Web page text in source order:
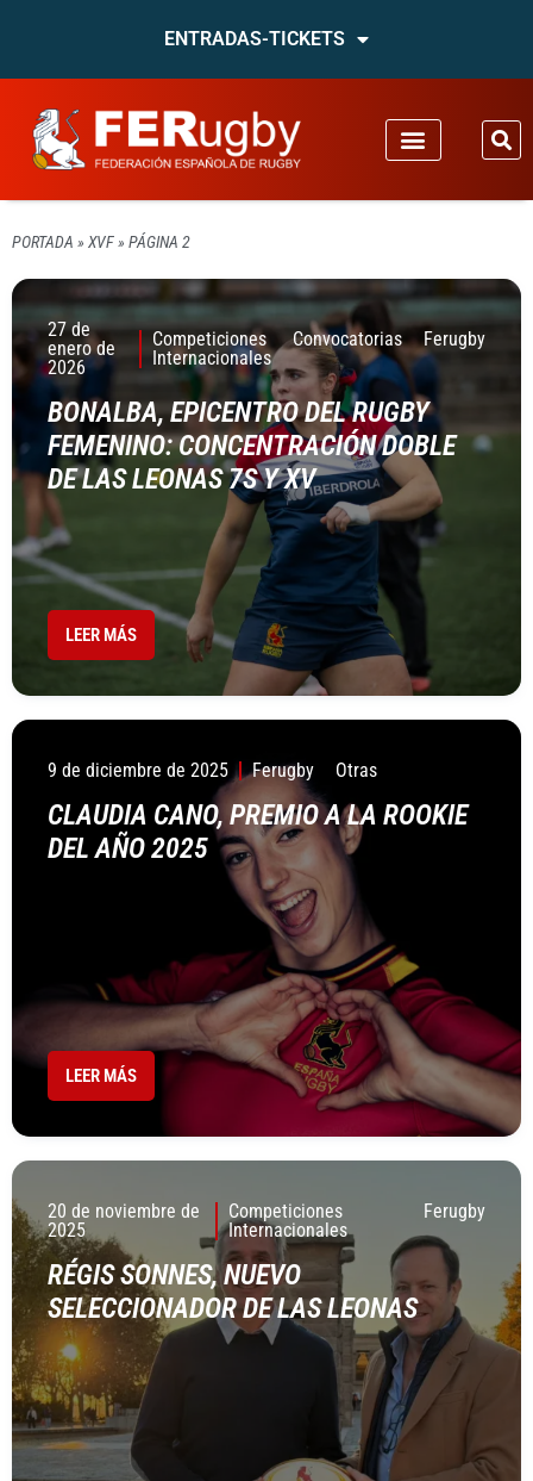
ENTRADAS-TICKETS
PORTADA » XVF» PÁGINA 2
27 de
enero de
2026
Competiciones
Internacionales
Convocatorias Ferugby
BONALBA, EPICENTRO DEL RUGBY
FEMENINO: CONCENTRACIÓN DOBLE
DE LAS LEONAS 7S Y XV
LEER MÁS
9 de diciembre de 2025 Ferugby Otras
CLAUDIA CANO, PREMIO A LA ROOKIE
DEL AÑO 2025
LEER MÁS
20 de noviembre de
2025
Competiciones
Internacionales
Ferugby
RÉGIS SONNES, NUEVO
SELECCIONADOR DE LAS LEONAS